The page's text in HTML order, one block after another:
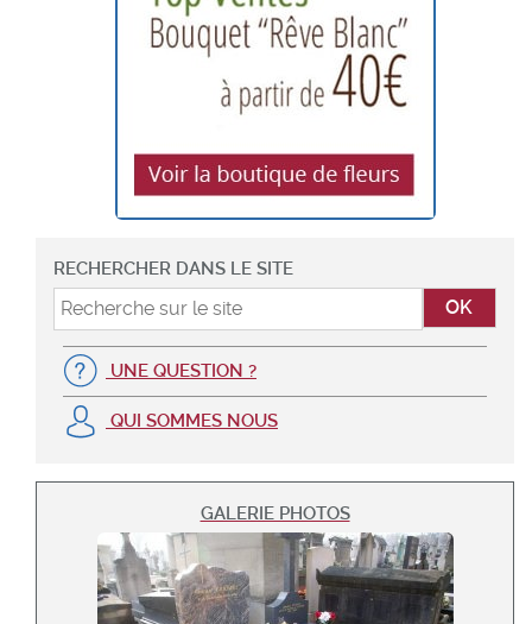
RECHERCHER DANS LE SITE
UNE QUESTION ?
QUI SOMMES NOUS
GALERIE PHOTOS